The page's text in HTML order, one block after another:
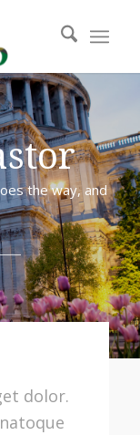
the way, and
dolor.